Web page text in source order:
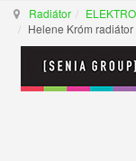
Radiátor
Helene Króm radiátor